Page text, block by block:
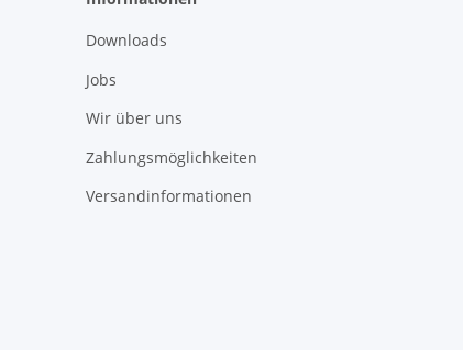
Downloads
Jobs
Wir über uns
Zahlungsmöglichkeiten
Versandinformationen